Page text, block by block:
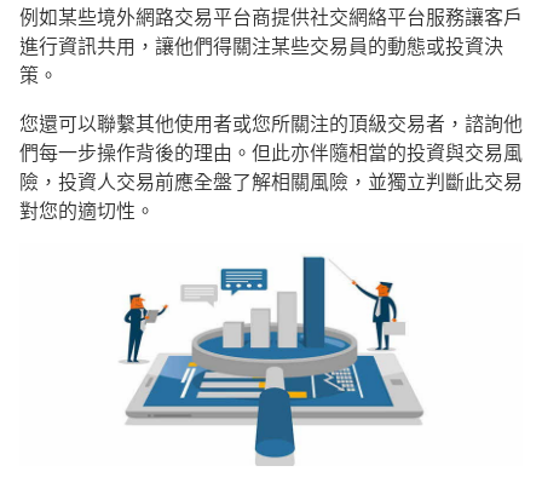
例如某些境外網路交易平台商提供社交網絡平台服務讓客戶
進行資訊共用，讓他們得關注某些交易員的動態或投資決
策。
您還可以聯繫其他使用者或您所關注的頂級交易者，諮詢他
們每一步操作背後的理由。但此亦伴隨相當的投資與交易風
險，投資人交易前應全盤了解相關風險，並獨立判斷此交易
對您的適切性。